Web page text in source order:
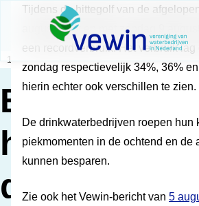
Direct naar contentTerug naar de startpagina
Beduidend
hogere
10 augustus 2020
​Tijdens de hittegolf van de
augustus tot en met zondag 9
een recordverbruik. Het verbruik
zondag respectievelijk 34%, 36%
hierin echter ook verschillen te
De drinkwaterbedrijven roepen hun
piekmomenten in de ochtend en de
kunnen besparen.
Zie ook het Vewin-bericht van 5